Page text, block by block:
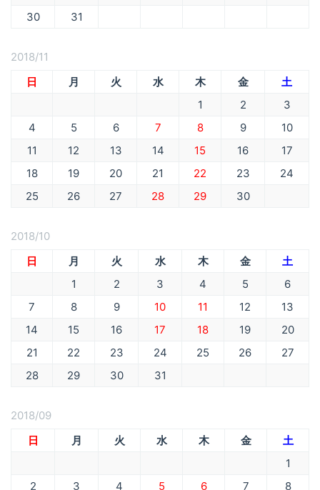
30
31
2018/11
日
月 火 水 木 金
土
1
2
3
4
5 6 7 8 9
10
11
12 13 14 15 16
17
18
19 20 21 22 23
24
25
26 27 28 29 30
2018/10
日
月 火 水 木 金
土
1
2 3 4 5
6
7
8 9 10 11 12
13
14
15 16 17 18 19
20
21
22 23 24 25 26
27
28
29 30 31
2018/09
日
月 火 水 木 金
土
1
2
3 4 5 6 7
8